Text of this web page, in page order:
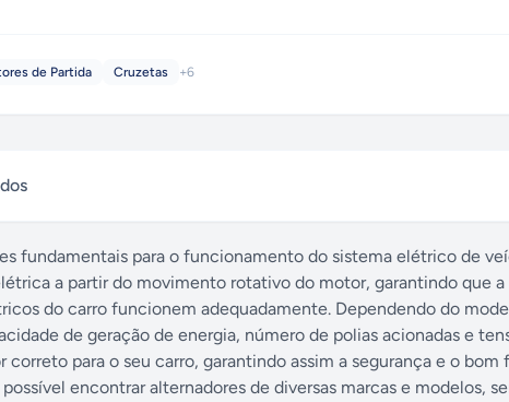
de Partida Cruzetas +6
fundamentais para o funcionamento do sistema elétrico de
a partir do movimento rotativo do motor, garantindo que
do carro funcionem adequadamente. Dependendo do
de geração de energia, número de polias acionadas e
para o seu carro, garantindo assim a segurança e o
encontrar alternadores de diversas marcas e modelos,